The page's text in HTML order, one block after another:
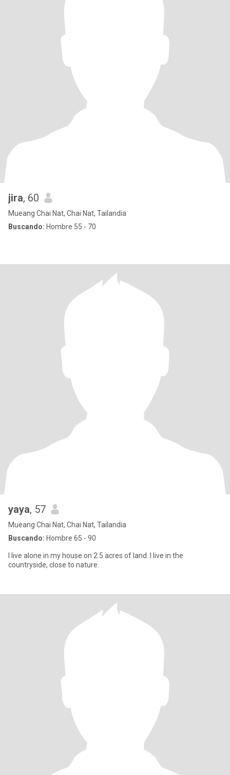
jira, 60
Mueang Chai Nat, Chai Nat, Tailandia
Buscando: Hombre 55 - 70
yaya, 57
Mueang Chai Nat, Chai Nat, Tailandia
Buscando: Hombre 65 - 90
I live alone in my house on 2.5 acres of land. I live in the
countryside, close to nature.